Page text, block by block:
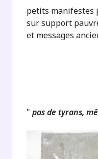
petits manifestes
sur support
et messages
" pas de tyrans,